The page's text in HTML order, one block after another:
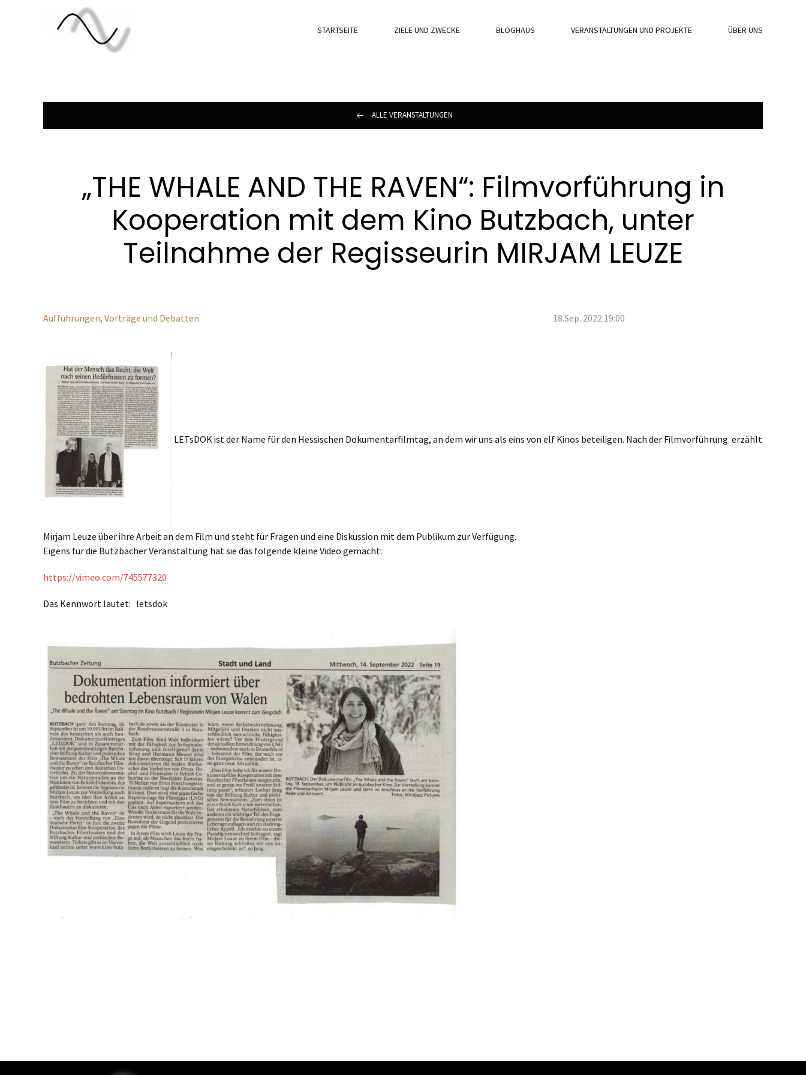
STARTSEITE ZIELE UND ZWECKE BLOGHAUS VERANSTALTUNGEN UND PROJEKTE ÜBER UNS
ALLE VERANSTALTUNGEN
„THE WHALE AND THE RAVEN“: Filmvorführung in
Kooperation mit dem Kino Butzbach, unter
Teilnahme der Regisseurin MIRJAM LEUZE
Aufführungen, Vorträge und Debatten 18.Sep. 2022 19:00
LETsDOK ist der Name für den Hessischen Dokumentarfilmtag, an dem wir uns als eins von elf Kinos beteiligen. Nach der Filmvorführung erzählt
Mirjam Leuze über ihre Arbeit an dem Film und steht für Fragen und eine Diskussion mit dem Publikum zur Verfügung.
Eigens für die Butzbacher Veranstaltung hat sie das folgende kleine Video gemacht:
https://vimeo.com/745577320
Das Kennwort lautet: letsdok